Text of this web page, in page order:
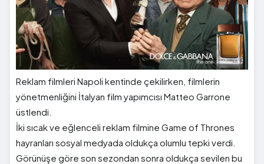
Reklam filmleri Napoli kentinde çekilirken, filmlerin
yönetmenliğini İtalyan film yapımcısı Matteo Garrone
üstlendi.
İki sıcak ve eğlenceli reklam filmine Game of Thrones
hayranları sosyal medyada oldukça olumlu tepki verdi.
Görünüşe göre son sezondan sonra oldukça sevilen bu